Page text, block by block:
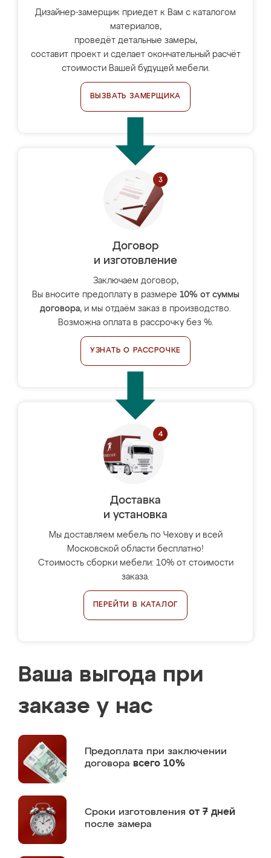
Дизайнер-замерщик приедет к Вам с каталогом
материалов,
проведёт детальные замеры,
составит проект и сделает окончательный расчёт
стоимости Вашей будущей мебели.
ВЫЗВАТЬ ЗАМЕРЩИКА
Договор
и изготовление
Заключаем договор,
Вы вносите предоплату в размере 10% от суммы
договора, и мы отдаём заказ в производство.
Возможна оплата в рассрочку без %.
УЗНАТЬ О РАССРОЧКЕ
Доставка
и установка
Мы доставляем мебель по Чехову и всей
Московской области бесплатно!
Стоимость сборки мебели: 10% от стоимости
заказа.
ПЕРЕЙТИ В КАТАЛОГ
Ваша выгода при
заказе у нас
Предоплата при заключении
договора всего 10%
Сроки изготовления от 7 дней
после замера